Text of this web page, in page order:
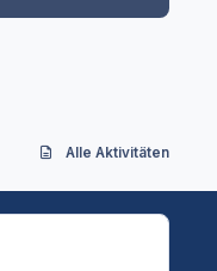
Alle Aktivitäten